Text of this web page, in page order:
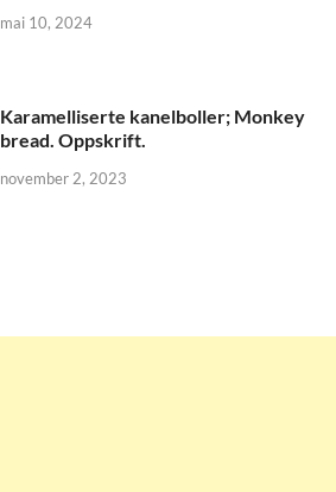
mai 10, 2024
Karamelliserte kanelboller; Monkey
bread. Oppskrift.
november 2, 2023